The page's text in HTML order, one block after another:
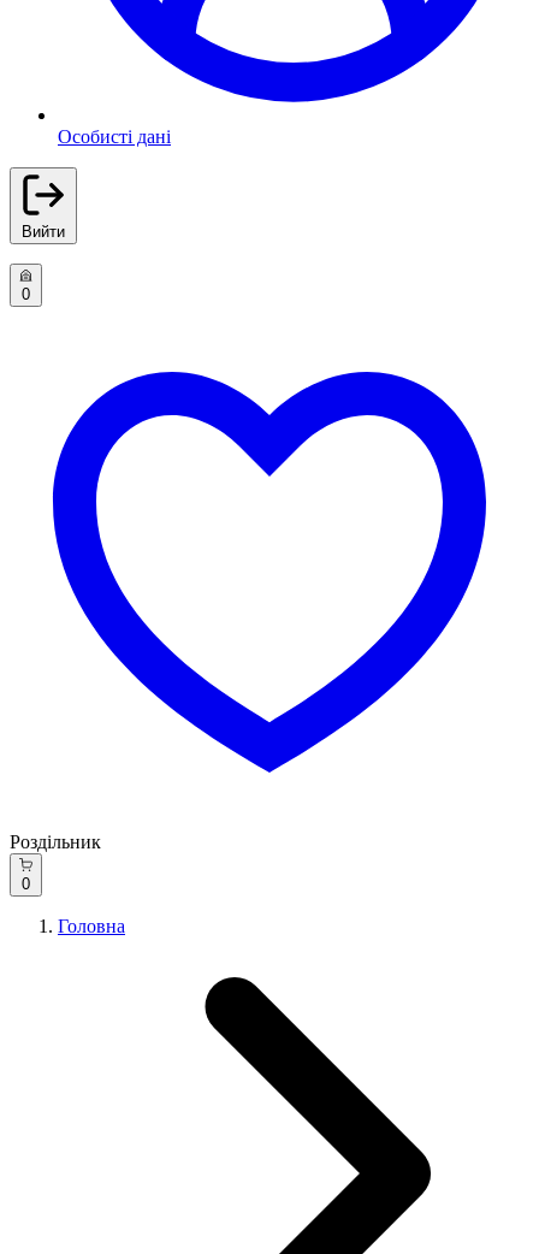
Особисті дані
Вийти
0
Роздільник
0
Головна